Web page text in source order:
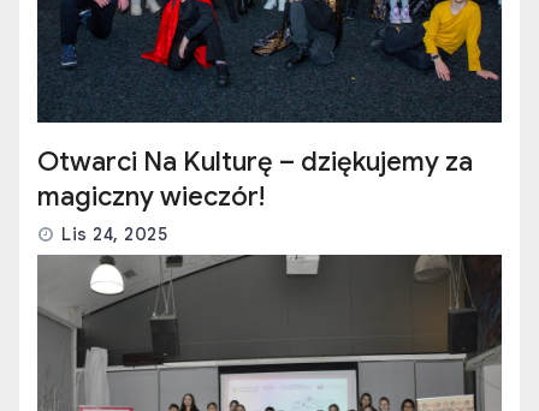
Otwarci Na Kulturę – dziękujemy za
magiczny wieczór!
Lis 24, 2025